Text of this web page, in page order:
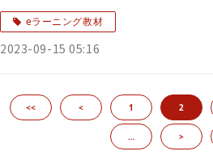
eラーニング教材
2023-09-15 05:16
<< < 1 2
… >